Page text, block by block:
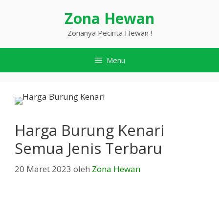
Zona Hewan
Zonanya Pecinta Hewan !
Menu
Harga Burung Kenari
Semua Jenis Terbaru
20 Maret 2023 oleh Zona Hewan